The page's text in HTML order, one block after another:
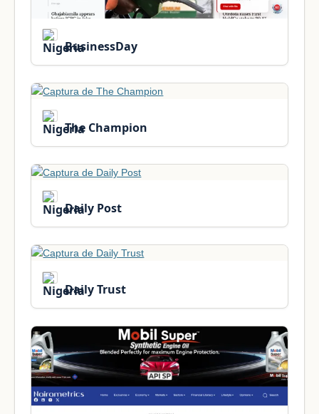
BusinessDay
The Champion
Daily Post
Daily Trust